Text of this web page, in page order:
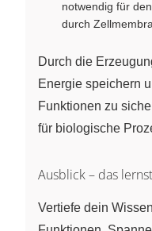
notwendig für
durch
Durch die
Energie speichern
Funktionen zu
für biologische
Ausblick – das
Vertiefe dein